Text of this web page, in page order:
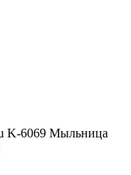
K-6069 Мыльница